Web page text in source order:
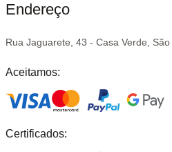
Endereço
Rua Jaguarete, 43 - Casa Verde,
Aceitamos:
Certificados: